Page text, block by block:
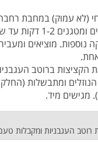
(לא עמוק) במחבת רחבה.
שטוחות בכפות
נוספות. מוציאים
ומתבשלות
מגישים מיד.
העגבניות ומקבלות